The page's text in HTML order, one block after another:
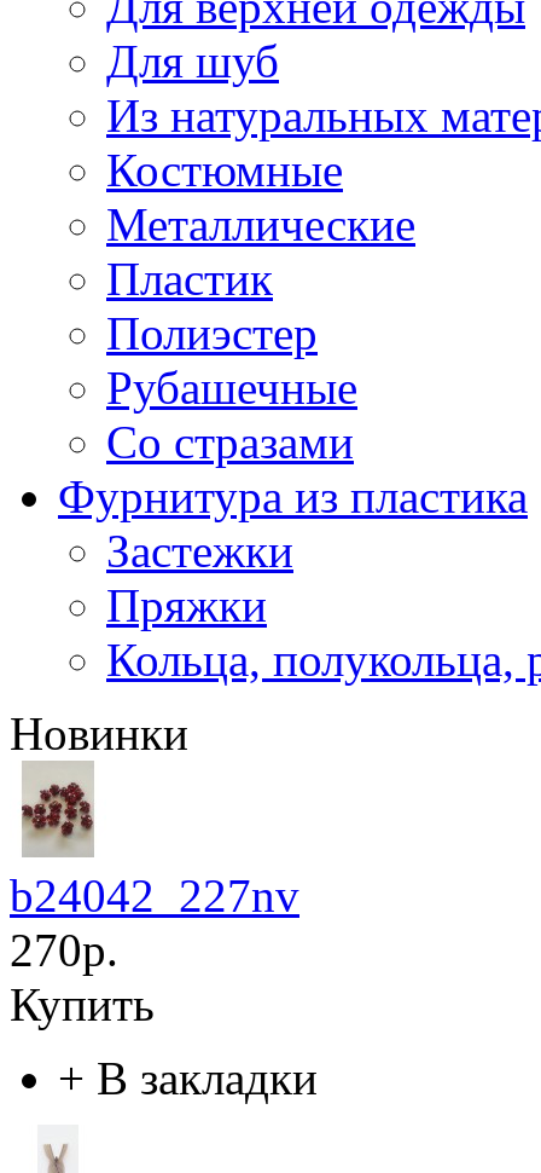
Для шуб
Из натуральных
Костюмные
Металлические
Пластик
Полиэстер
Рубашечные
Со стразами
Фурнитура из пластика
Застежки
Пряжки
Кольца, полукольца,
Новинки
b24042_227nv
270р.
Купить
+ В закладки